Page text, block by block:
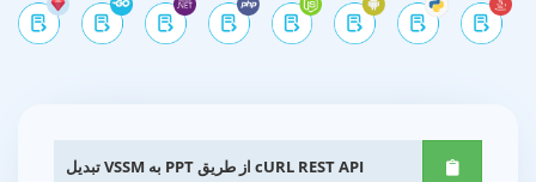
تبدیل VSSM به PPT از طریق cURL REST API